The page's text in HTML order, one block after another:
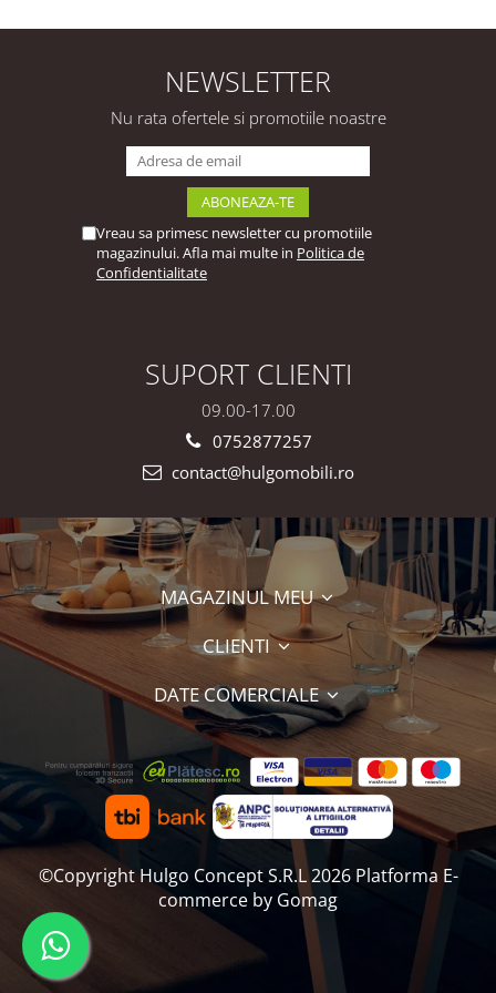
deschidere prin apăsare
Open design
personalizabil - Hulgo
Mobili
Deschidere Prin Apăsare
Open Design Integral
Suspendat
Personalizabil - Hulgo
NEWSLETTER
Nu rata ofertele si promotiile noastre
Vreau sa primesc newsletter cu promotiile
magazinului. Afla mai multe in Politica de
Confidentialitate
SUPORT CLIENTI
09.00-17.00
0752877257
contact@hulgomobili.ro
MAGAZINUL MEU
CLIENTI
DATE COMERCIALE
©Copyright Hulgo Concept S.R.L 2026 Platforma E-
commerce by Gomag